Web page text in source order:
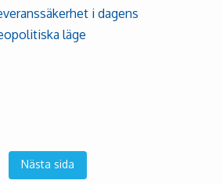
i dagens
läge
Nästa sida